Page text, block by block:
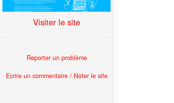
Visiter le site
Reporter un problème
Ecrire un commentaire / Noter le site